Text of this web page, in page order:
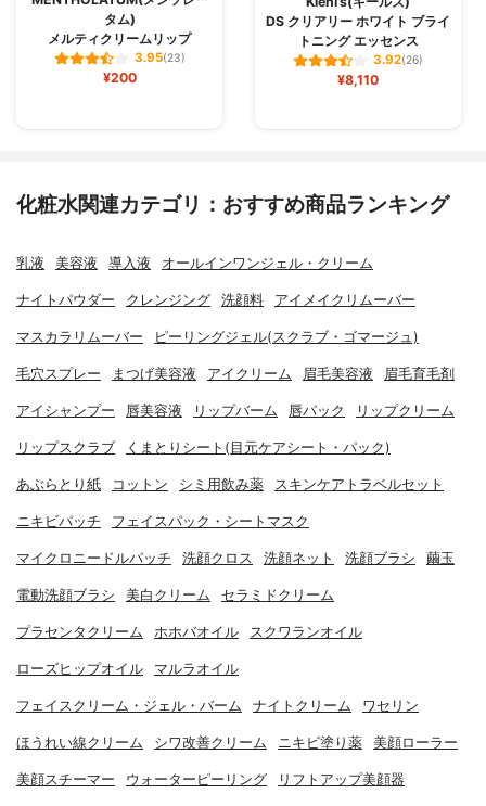
タム)
メルティクリームリップ
3.95(23)
¥200
DS クリアリー ホワイト ブライ
トニング エッセンス
3.92(26)
¥8,110
化粧水関連カテゴリ：おすすめ商品ランキング
乳液 美容液 導入液 オールインワンジェル・クリーム
ナイトパウダー クレンジング 洗顔料 アイメイクリムーバー
マスカラリムーバー ピーリングジェル(スクラブ・ゴマージュ)
毛穴スプレー まつげ美容液 アイクリーム 眉毛美容液 眉毛育毛剤
アイシャンプー 唇美容液 リップバーム 唇パック リップクリーム
リップスクラブ くまとりシート(目元ケアシート・パック)
あぶらとり紙 コットン シミ用飲み薬 スキンケアトラベルセット
ニキビパッチ フェイスパック・シートマスク
マイクロニードルパッチ 洗顔クロス 洗顔ネット 洗顔ブラシ 繭玉
電動洗顔ブラシ 美白クリーム セラミドクリーム
プラセンタクリーム ホホバオイル スクワランオイル
ローズヒップオイル マルラオイル
フェイスクリーム・ジェル・バーム ナイトクリーム ワセリン
ほうれい線クリーム シワ改善クリーム ニキビ塗り薬 美顔ローラー
美顔スチーマー ウォーターピーリング リフトアップ美顔器